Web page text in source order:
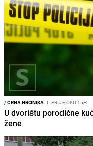
/CRNA HRONIKA I PRIJE OKO 15H
U dvorištu porodične
žene